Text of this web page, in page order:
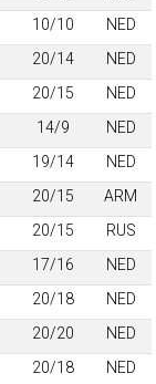
10/10
NED
20/14
NED
20/15
NED
14/9
NED
19/14
NED
20/15
ARM
20/15
RUS
17/16
NED
20/18 NED
20/20
NED
20/18 NED